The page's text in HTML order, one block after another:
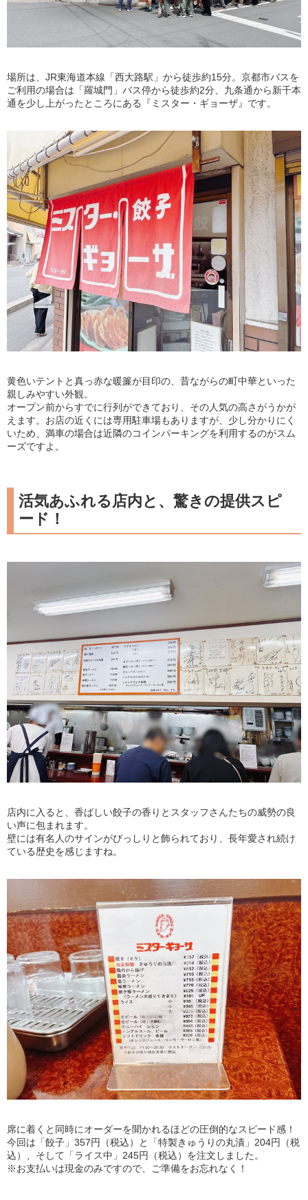
場所は、JR東海道本線「西大路駅」から徒歩約15分。京都市バスを
ご利用の場合は「羅城門」バス停から徒歩約2分、九条通から新千本
通を少し上がったところにある『ミスター・ギョーザ』です。
黄色いテントと真っ赤な暖簾が目印の、昔ながらの町中華といった
親しみやすい外観。
オープン前からすでに行列ができており、その人気の高さがうかが
えます。お店の近くには専用駐車場もありますが、少し分かりにく
いため、満車の場合は近隣のコインパーキングを利用するのがスム
ーズですよ。
活気あふれる店内と、驚きの提供スピ
ード！
店内に入ると、香ばしい餃子の香りとスタッフさんたちの威勢の良
い声に包まれます。
壁には有名人のサインがびっしりと飾られており、長年愛され続け
ている歴史を感じますね。
席に着くと同時にオーダーを聞かれるほどの圧倒的なスピード感！
今回は「餃子」357円（税込）と「特製きゅうりの丸漬」204円（税
込）、そして「ライス中」245円（税込）を注文しました。
※お支払いは現金のみですので、ご準備をお忘れなく！